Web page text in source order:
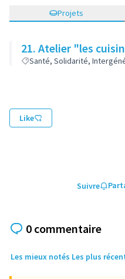
Projets
21. Atelier "les
Santé, Solidarité,
Like
Suivre
0 commentaire
Les mieux notés Les plus